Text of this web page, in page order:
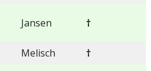
Jansen †
Melisch
†